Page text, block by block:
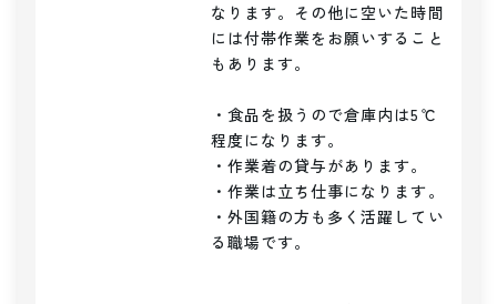
なります。その他に空いた時間
には付帯作業をお願いすること
もあります。
・食品を扱うので倉庫内は5℃
程度になります。
・作業着の貸与があります。
・作業は立ち仕事になります。
・外国籍の方も多く活躍してい
る職場です。